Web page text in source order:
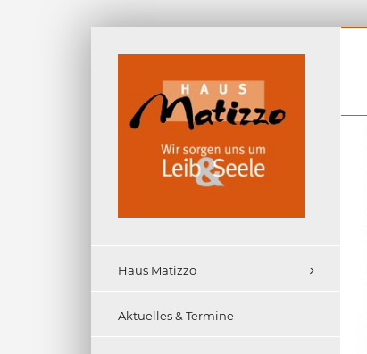
Haus Matizzo
Aktuelles & Termine
Unterstützung durch Landkreis